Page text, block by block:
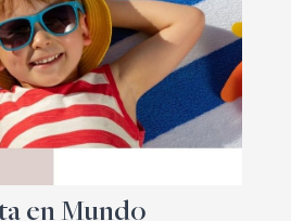
en Mundo